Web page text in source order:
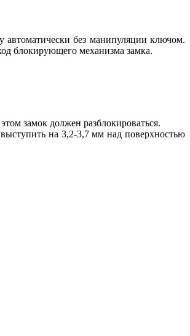
автоматически без манипуляции ключом.
блокирующего механизма замка.
замок должен разблокироваться.
на 3,2-3,7 мм над поверхностью